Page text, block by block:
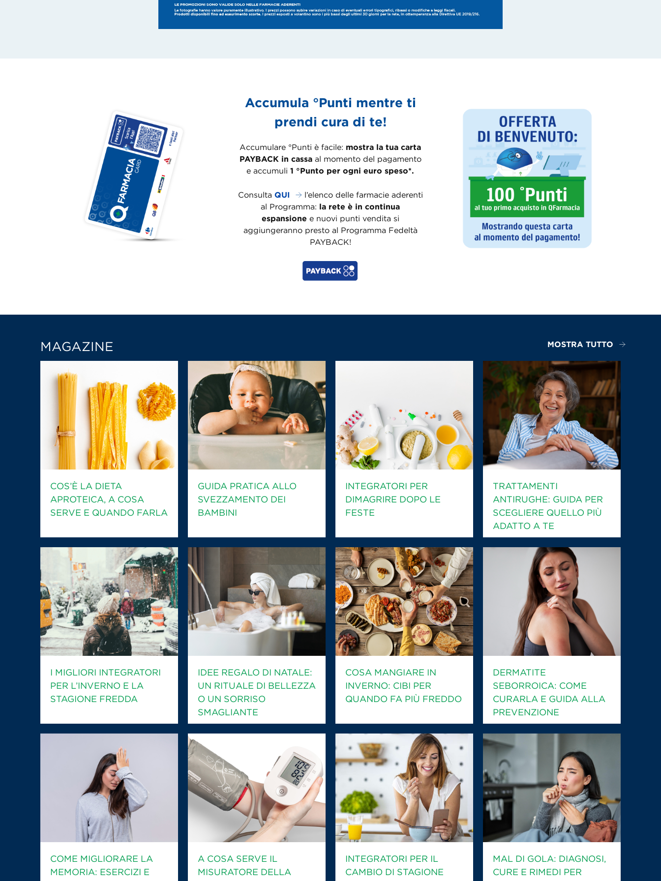
Accumula °Punti mentre ti
prendi cura di te!
Accumulare °Punti è facile: mostra la tua carta
PAYBACK in cassaal momento del pagamento
e accumuli1 °Punto per ogni euro speso*.
Consulta QUI
l’elenco delle farmacie aderenti
al Programma: la rete è in continua
espansione e nuovi punti vendita si
aggiungeranno presto al Programma Fedeltà
PAYBACK!
MAGAZINE MOSTRA TUTTO
COS’È LA DIETA
APROTEICA, A COSA
SERVE E QUANDO FARLA
GUIDA PRATICA ALLO
SVEZZAMENTO DEI
BAMBINI
INTEGRATORI PER
DIMAGRIRE DOPO LE
FESTE
TRATTAMENTI
ANTIRUGHE: GUIDA PER
SCEGLIERE QUELLO PIÙ
ADATTO A TE
I MIGLIORI INTEGRATORI
PER L’INVERNO E LA
STAGIONE FREDDA
IDEE REGALO DI NATALE:
UN RITUALE DI BELLEZZA
O UN SORRISO
SMAGLIANTE
COSA MANGIARE IN
INVERNO: CIBI PER
QUANDO FA PIÙ FREDDO
DERMATITE
SEBORROICA: COME
CURARLA E GUIDA ALLA
PREVENZIONE
COME MIGLIORARE LA
MEMORIA: ESERCIZI E
A COSA SERVE IL
MISURATORE DELLA
INTEGRATORI PER IL
CAMBIO DI STAGIONE
MAL DI GOLA: DIAGNOSI,
CURE E RIMEDI PER